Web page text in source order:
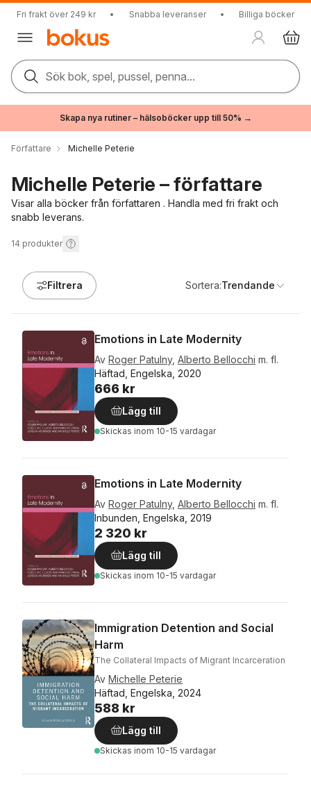
Fri frakt över 249 kr • Snabba leveranser • Billiga böcker
Sök bok, spel, pussel, penna...
Skapa nya rutiner – hälsoböcker upp till 50% →
Författare Michelle Peterie
Michelle Peterie – författare
Visar alla böcker från författaren . Handla med fri frakt och
snabb leverans.
14 produkter
Filtrera Sortera:Trendande
Emotions in Late Modernity
Av Roger Patulny, Alberto Bellocchi m. fl.
Häftad, Engelska, 2020
666 kr
Lägg till
Skickas inom 10-15 vardagar
Emotions in Late Modernity
Av Roger Patulny, Alberto Bellocchi m. fl.
Inbunden, Engelska, 2019
2 320 kr
Lägg till
Skickas inom 10-15 vardagar
Immigration Detention and Social
Harm
The Collateral Impacts of Migrant Incarceration
Av Michelle Peterie
Häftad, Engelska, 2024
588 kr
Lägg till
Skickas inom 10-15 vardagar